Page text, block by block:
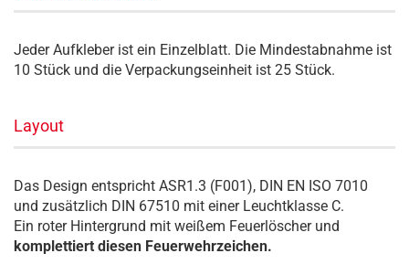
Jeder Aufkleber ist ein Einzelblatt. Die Mindestabnahme ist
10 Stück und die Verpackungseinheit ist 25 Stück.
Layout
Das Design entspricht ASR1.3 (F001), DIN EN ISO 7010
und zusätzlich DIN 67510 mit einer Leuchtklasse C.
Ein roter Hintergrund mit weißem Feuerlöscher und
komplettiert diesen Feuerwehrzeichen.